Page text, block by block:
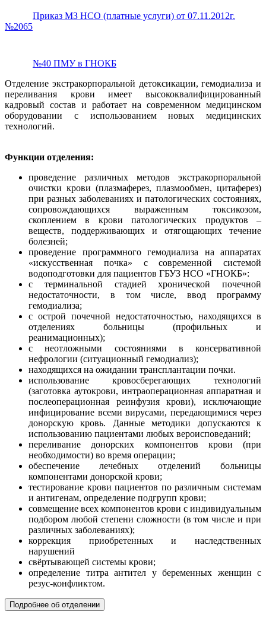
Приказ МЗ НСО (платные услуги) от 07.11.2012г.
№2065
№40 ПМУ в ГНОКБ
Отделение экстракорпоральной детоксикации, гемодиализа и
переливания крови имеет высококвалифицированный
кадровый состав и работает на современном медицинском
оборудовании с использованием новых медицинских
технологий.
Функции отделения:
проведение различных методов экстракорпоральной
очистки крови (плазмаферез, плазмообмен, цитаферез)
при разных заболеваниях и патологических состояниях,
сопровождающихся выраженным токсикозом,
скоплением в крови патологических продуктов –
веществ, поддерживающих и отягощающих течение
болезней;
проведение программного гемодиализа на аппаратах
«искусственная почка» с современной системой
водоподготовки для пациентов ГБУЗ НСО «ГНОКБ»:
с терминальной стадией хронической почечной
недостаточности, в том числе, ввод программу
гемодиализа;
с острой почечной недостаточностью, находящихся в
отделениях больницы (профильных и
реанимационных);
с неотложными состояниями в консервативной
нефрологии (ситуационный гемодиализ);
находящихся на ожидании трансплантации почки.
использование кровосберегающих технологий
(заготовка аутокрови, интраоперационная аппаратная и
послеоперационная реинфузия крови), исключающие
инфицирование всеми вирусами, передающимися через
донорскую кровь. Данные методики допускаются к
использованию пациентами любых вероисповеданий;
переливание донорских компонентов крови (при
необходимости) во время операции;
обеспечение лечебных отделений больницы
компонентами донорской крови;
тестирование крови пациентов по различным системам
и антигенам, определение подгрупп крови;
совмещение всех компонентов крови с индивидуальным
подбором любой степени сложности (в том числе и при
различных заболеваниях);
коррекция приобретенных и наследственных
нарушений
свёртывающей системы крови;
определение титра антител у беременных женщин с
резус-конфликтом.
Подробнее об отделении